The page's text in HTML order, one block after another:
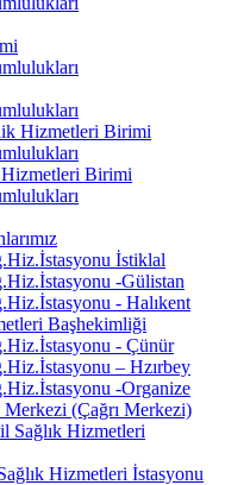
Hizmetleri Birimi
Hizmetleri Birimi
İstiklal
-Gülistan
- Halıkent
Başhekimliği
- Çünür
– Hzırbey
-Organize
(Çağrı Merkezi)
Sağlık Hizmetleri
Hizmetleri İstasyonu